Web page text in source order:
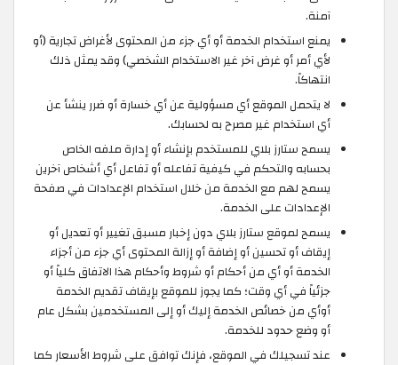
آمنة.
يمنع استخدام الخدمة أو أي جزء من المحتوى لأغراض تجارية (أو
لأي أمر أو غرض آخر غير الاستخدام الشخصي) وقد يمثل ذلك
انتهاكاً.
لا يتحمل الموقع أي مسؤولية عن أي خسارة أو ضرر ينشأ عن
أي استخدام غير مصرح به لحسابك.
يسمح ستارز بلاي للمستخدم بإنشاء أو إدارة ملفه الخاص
بحسابه والتحكم في كيفية تفاعله أو تفاعل أي أشخاص آخرين
يسمح لهم مع الخدمة من خلال استخدام الإعدادات في صفحة
الإعدادات على الخدمة.
يسمح لموقع ستارز بلاي دون إخبار مسبق تغيير أو تعديل أو
إيقاف أو تحسين أو إضافة أو إزالة المحتوى أي جزء من أجزاء
الخدمة أو أي من أحكام أو شروط وأحكام هذا الاتفاق كلياً أو
جزئياً في أي وقت؛ كما يجوز للموقع بإيقاف تقديم الخدمة
أوأي من خصائص الخدمة إليك أو إلى المستخدمين بشكل عام
أو وضع حدود للخدمة.
عند تسجيلك في الموقع، فإنك توافق على شروط الأسعار كما